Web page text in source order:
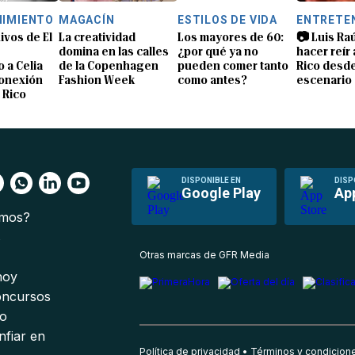
de El
a Celia
MAGACÍN
La creatividad
domina en las calles
de la Copenhagen
Fashion Week
ESTILOS DE VIDA
Los mayores de 60:
¿por qué ya no
pueden comer tanto
como antes?
📷 Luis
hacer reír
Rico
escenario
DISPONIBLE EN
Google Play
en
Otras marcas de GFR Media
Política de privacidad Términos y